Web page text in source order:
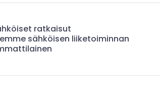
ratkaisut
sähköisen liiketoiminnan